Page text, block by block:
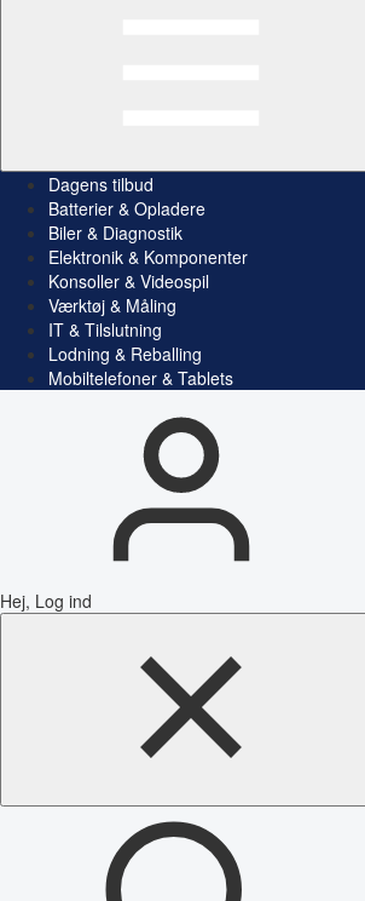
Dagens tilbud
Batterier & Opladere
Biler & Diagnostik
Elektronik & Komponenter
Konsoller & Videospil
Værktøj & Måling
IT & Tilslutning
Lodning & Reballing
Mobiltelefoner & Tablets
Hej, Log ind